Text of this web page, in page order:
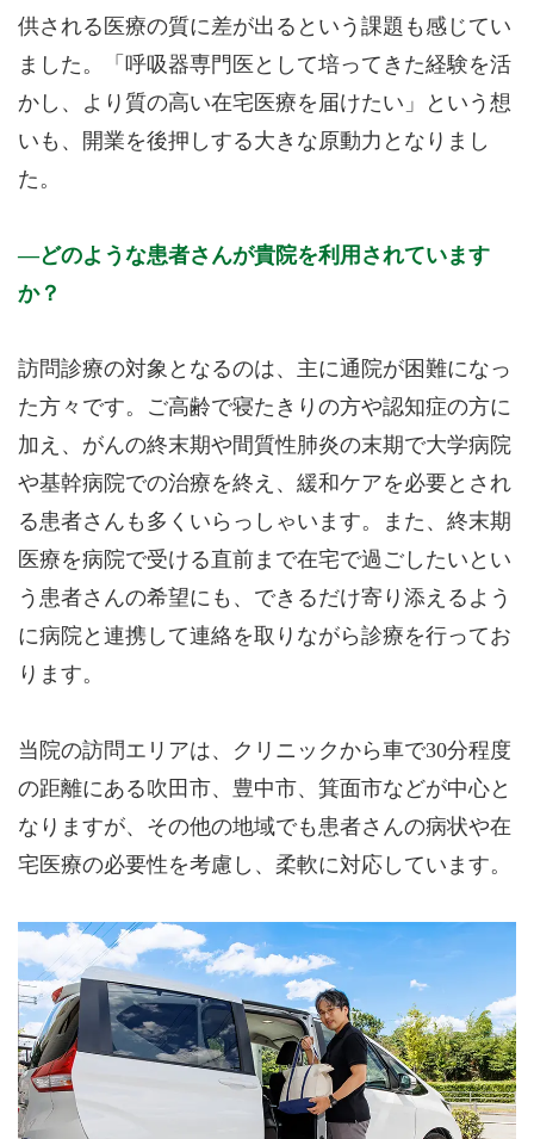
供される医療の質に差が出るという課題も感じてい
ました。「呼吸器専門医として培ってきた経験を活
かし、より質の高い在宅医療を届けたい」という想
いも、開業を後押しする大きな原動力となりまし
た。
どのような患者さんが貴院を利用されています
か？
訪問診療の対象となるのは、主に通院が困難になっ
た方々です。ご高齢で寝たきりの方や認知症の方に
加え、がんの終末期や間質性肺炎の末期で大学病院
や基幹病院での治療を終え、緩和ケアを必要とされ
る患者さんも多くいらっしゃいます。また、終末期
医療を病院で受ける直前まで在宅で過ごしたいとい
う患者さんの希望にも、できるだけ寄り添えるよう
に病院と連携して連絡を取りながら診療を行ってお
ります。
当院の訪問エリアは、クリニックから車で30分程度
の距離にある吹田市、豊中市、箕面市などが中心と
なりますが、その他の地域でも患者さんの病状や在
宅医療の必要性を考慮し、柔軟に対応しています。